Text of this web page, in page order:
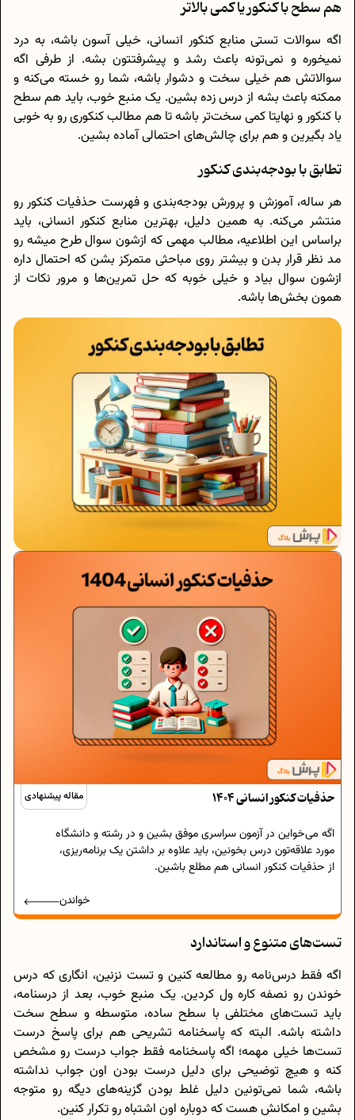
هم سطح با کنکور یا کمی بالاتر
اگه سوالات تستی منابع کنکور انسانی، خیلی آسون باشه، به درد
نمیخوره و نمی‌تونه باعث رشد و پیشرفتتون بشه. از طرفی اگه
سوالاتش هم خیلی سخت و دشوار باشه، شما رو خسته می‌کنه و
ممکنه باعث بشه از درس زده بشین. یک منبع خوب، باید هم سطح
با کنکور و نهایتا کمی سخت‌تر باشه تا هم مطالب کنکوری رو به خوبی
یاد بگیرین و هم برای چالش‌های احتمالی آماده بشین.
تطابق با بودجه‌بندی کنکور
هر ساله، آموزش و پرورش بودجه‌بندی و فهرست حذفیات کنکور رو
منتشر می‌کنه. به همین دلیل، بهترین منابع کنکور انسانی، باید
براساس این اطلاعیه، مطالب مهمی که ازشون سوال طرح میشه رو
مد نظر قرار بدن و بیشتر روی مباحثی متمرکز بشن که احتمال داره
ازشون سوال بیاد و خیلی خوبه که حل تمرین‌ها و مرور نکات از
همون بخش‌ها باشه.
مقاله پیشنهادی حذفیات کنکور انسانی 1404
اگه می‌خواین در آزمون سراسری موفق بشین و در رشته و دانشگاه
مورد علاقه‌تون درس بخونین، باید علاوه بر داشتن یک برنامه‌ریزی،
از حذفیات کنکور انسانی هم مطلع باشین.
خواندن
تست‌های متنوع و استاندارد
اگه فقط درس‌نامه رو مطالعه کنین و تست نزنین، انگاری که درس
خوندن رو نصفه کاره ول کردین. یک منبع خوب، بعد از درسنامه،
باید تست‌های مختلفی با سطح ساده، متوسطه و سطح سخت
داشته باشه. البته که پاسخنامه تشریحی هم برای پاسخ درست
تست‌ها خیلی مهمه؛ اگه پاسخنامه فقط جواب درست رو مشخص
کنه و هیچ توضیحی برای دلیل درست بودن اون جواب نداشته
باشه، شما نمی‌تونین دلیل غلط بودن گزینه‌های دیگه رو متوجه
بشین و امکانش هست که دوباره اون اشتباه رو تکرار کنین.